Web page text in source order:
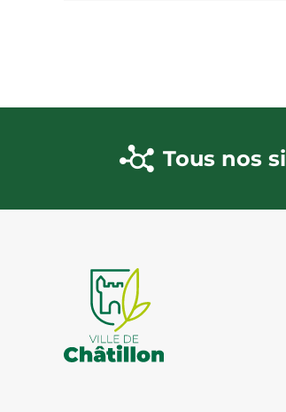
Tous nos